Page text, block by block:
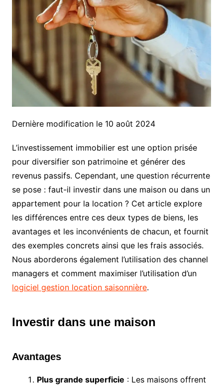
Dernière modification le 10 août 2024
L’investissement immobilier est une option prisée
pour diversifier son patrimoine et générer des
revenus passifs. Cependant, une question récurrente
se pose : faut-il investir dans une maison ou dans un
appartement pour la location ? Cet article explore
les différences entre ces deux types de biens, les
avantages et les inconvénients de chacun, et fournit
des exemples concrets ainsi que les frais associés.
Nous aborderons également l’utilisation des channel
managers et comment maximiser l’utilisation d’un
logiciel gestion location saisonnière.
Investir dans une maison
Avantages
Plus grande superficie : Les maisons offrent